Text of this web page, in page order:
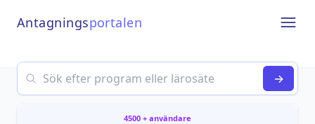
Antagningsportalen
Search
→
4500 + användare